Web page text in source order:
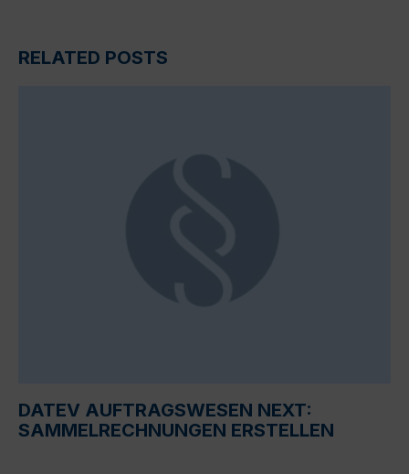
RELATED POSTS
DATEV AUFTRAGSWESEN NEXT:
SAMMELRECHNUNGEN ERSTELLEN